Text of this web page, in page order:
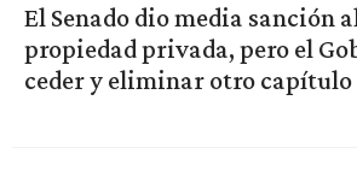
El Senado dio media sanción
propiedad privada, pero el
ceder y eliminar otro capítulo